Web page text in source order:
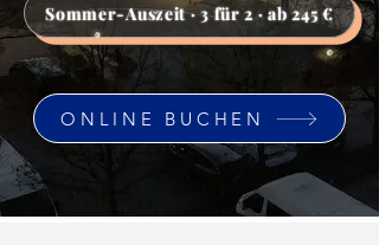
Sommer-Auszeit · 3 für 2 · ab 245 €
ONLINE BUCHEN